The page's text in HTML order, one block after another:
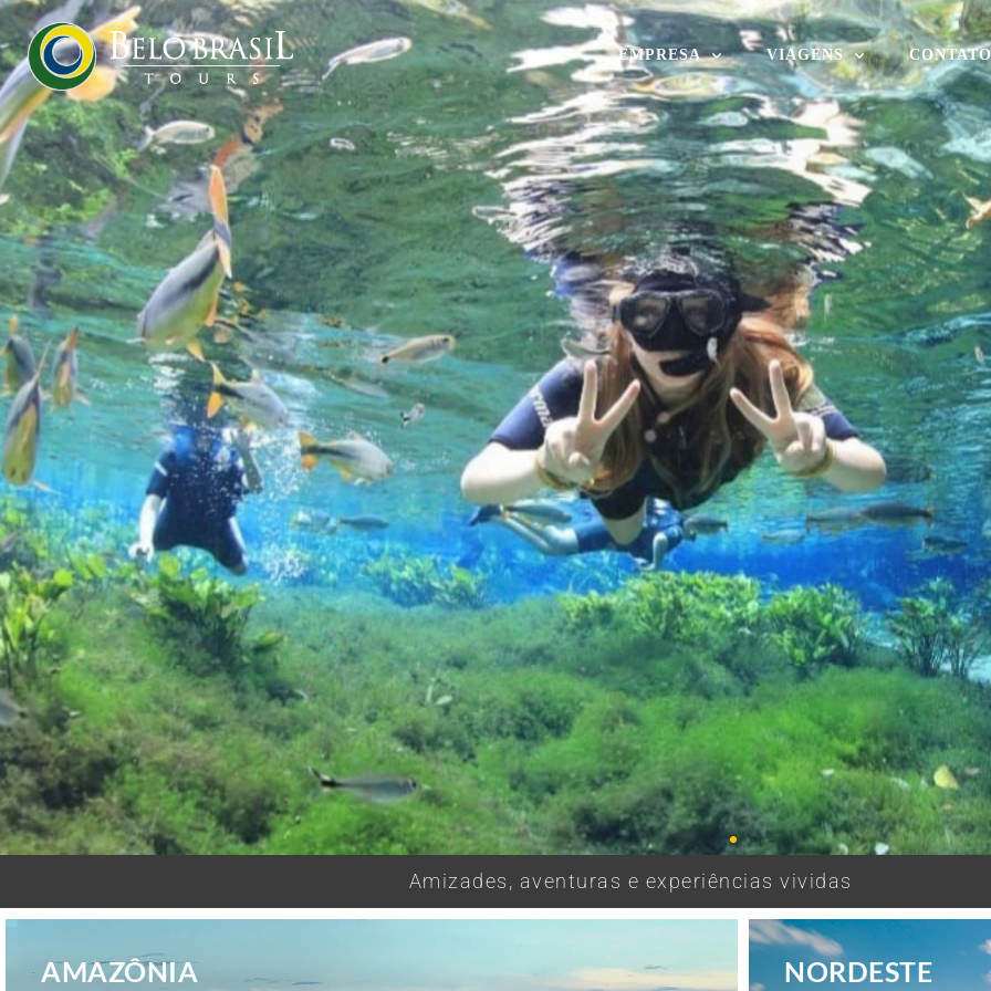
EMPRESA VIAGENS CONTATO
Amizades, aventuras e experiências vividas
AMAZÔNIA NORDESTE